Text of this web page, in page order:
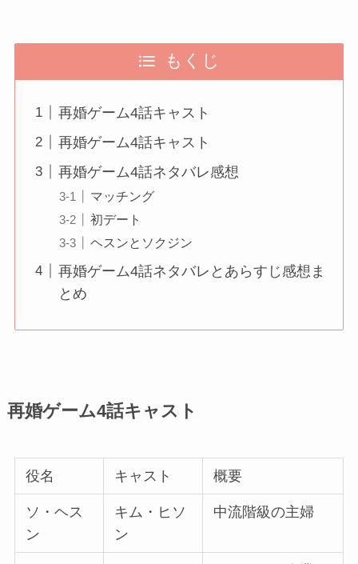
もくじ
再婚ゲーム4話キャスト
再婚ゲーム4話キャスト
再婚ゲーム4話ネタバレ感想
マッチング
初デート
ヘスンとソクジン
再婚ゲーム4話ネタバレとあらすじ感想ま
とめ
再婚ゲーム4話キャスト
役名 キャスト 概要
ソ・ヘス
ン
キム・ヒソ
ン
中流階級の主婦